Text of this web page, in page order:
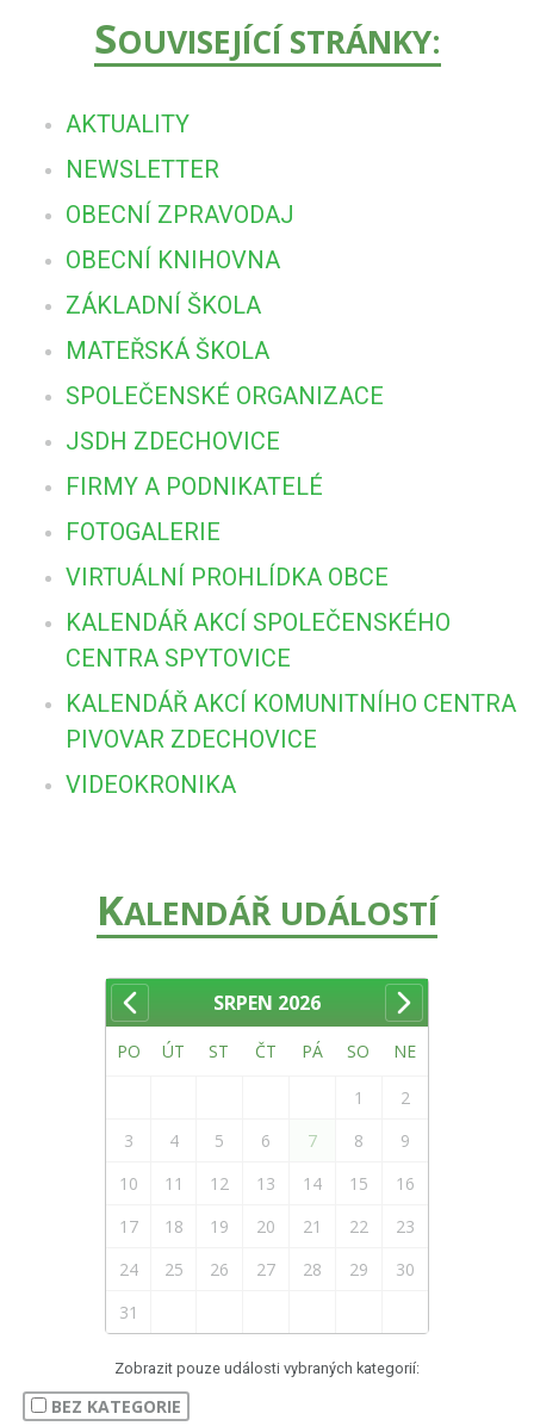
SOUVISEJÍCÍ STRÁNKY:
AKTUALITY
NEWSLETTER
OBECNÍ ZPRAVODAJ
OBECNÍ KNIHOVNA
ZÁKLADNÍ ŠKOLA
MATEŘSKÁ ŠKOLA
SPOLEČENSKÉ ORGANIZACE
JSDH ZDECHOVICE
FIRMY A PODNIKATELÉ
FOTOGALERIE
VIRTUÁLNÍ PROHLÍDKA OBCE
KALENDÁŘ AKCÍ SPOLEČENSKÉHO
CENTRA SPYTOVICE
KALENDÁŘ AKCÍ KOMUNITNÍHO CENTRA
PIVOVAR ZDECHOVICE
VIDEOKRONIKA
KALENDÁŘ UDÁLOSTÍ
SRPEN 2026
PO ÚT ST ČT PÁ SO NE
1
2
3
4 5 6 7 8
9
10
11 12 13 14 15
16
17
18 19 20 21 22
23
24
25 26 27 28 29
30
31
Zobrazit pouze události vybraných kategorií:
BEZ KATEGORIE